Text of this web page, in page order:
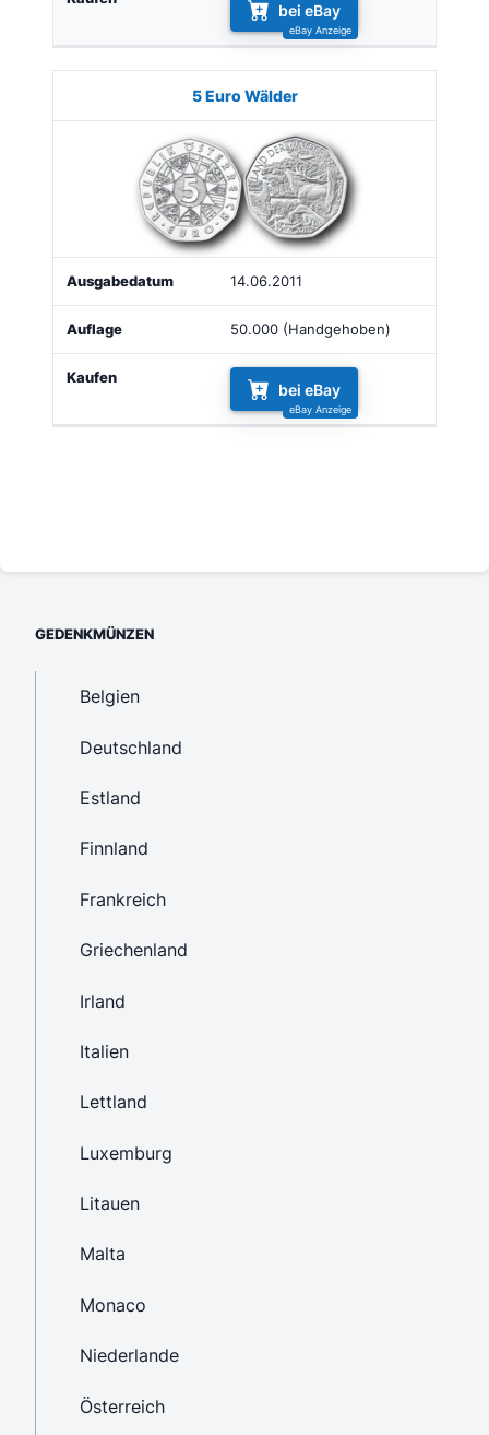
bei eBay
5 Euro Wälder
14.06.2011
50.000 (Handgehoben)
bei eBay
GEDENKMÜNZEN
Belgien
Deutschland
Estland
Finnland
Frankreich
Griechenland
Irland
Italien
Lettland
Luxemburg
Litauen
Malta
Monaco
Niederlande
Österreich